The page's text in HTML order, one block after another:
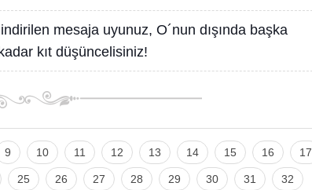
mesaja uyunuz, O´nun dışında başka
kıt düşüncelisiniz!
9 10 11 12 13 14 15 16 17
25 26 27 28 29 30 31 32